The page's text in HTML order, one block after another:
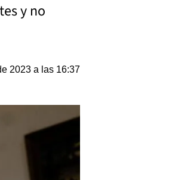
y no
2023 a las 16:37